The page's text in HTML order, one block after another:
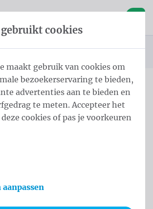
Roll Up Large
cookies
maakt gebruik van cookies om
bezoekerservaring te bieden,
advertenties aan te bieden en
te meten. Accepteer het
cookies of pas je voorkeuren